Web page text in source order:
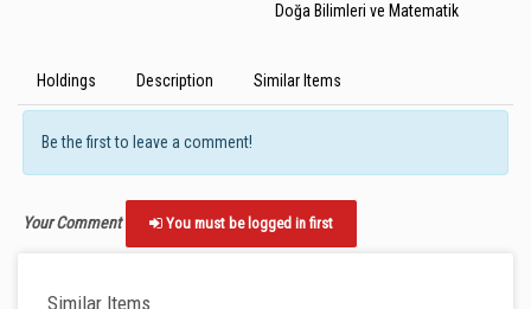
Doğa Bilimleri ve Matematik
Holdings Description Similar Items
Be the first to leave a comment!
Your Comment You must be logged in first
Similar Items